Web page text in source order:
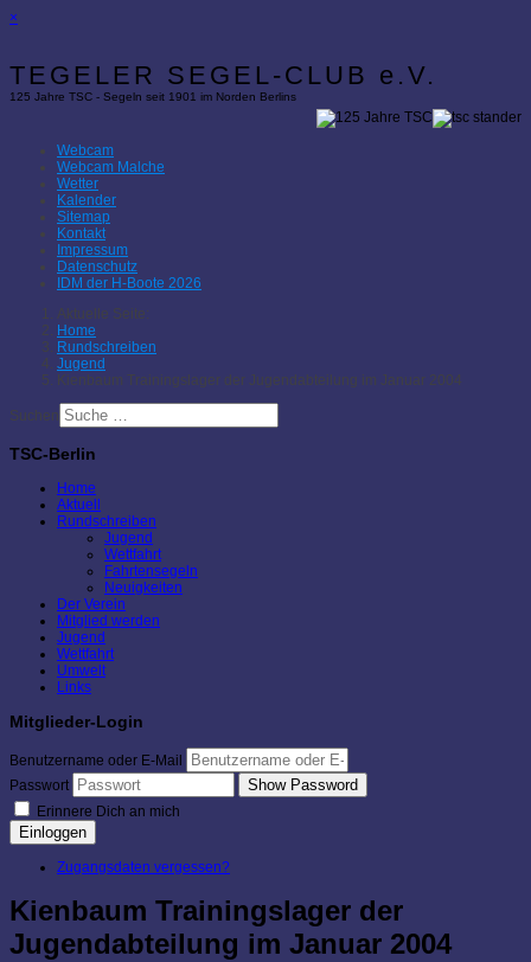
×
TEGELER SEGEL-CLUB e.V.
125 Jahre TSC - Segeln seit 1901 im Norden Berlins
Webcam
Webcam Malche
Wetter
Kalender
Sitemap
Kontakt
Impressum
Datenschutz
IDM der H-Boote 2026
Aktuelle Seite:
Home
Rundschreiben
Jugend
Kienbaum Trainingslager der Jugendabteilung im Januar 2004
Suchen
TSC-Berlin
Home
Aktuell
Rundschreiben
Jugend
Wettfahrt
Fahrtensegeln
Neuigkeiten
Der Verein
Mitglied werden
Jugend
Wettfahrt
Umwelt
Links
Mitglieder-Login
Benutzername oder E-Mail
Passwort
Show Password
Erinnere Dich an mich
Einloggen
Zugangsdaten vergessen?
Kienbaum Trainingslager der
Jugendabteilung im Januar 2004